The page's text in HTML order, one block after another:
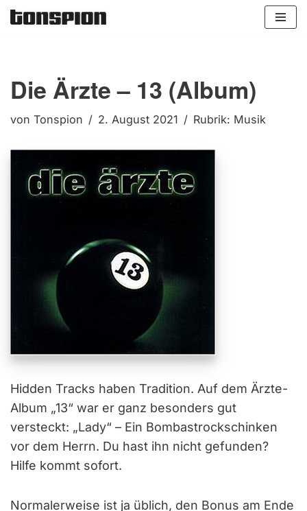
springen
Die Ärzte – 13 (Album)
von Tonspion 2. August 2021 Rubrik: Musik
Hidden Tracks haben Tradition. Auf dem Ärzte-
Album „13“ war er ganz besonders gut
versteckt: „Lady“ – Ein Bombastrockschinken
vor dem Herrn. Du hast ihn nicht gefunden?
Hilfe kommt sofort.
Normalerweise ist ja üblich, den Bonus am Ende